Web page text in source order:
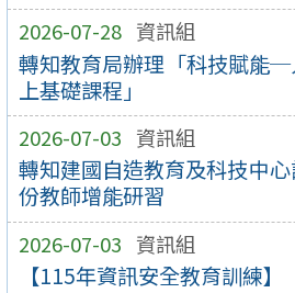
2026-07-28 資訊組
轉知教育局辦理「科技賦能
上基礎課程」
2026-07-03 資訊組
轉知建國自造教育及科技中
份教師增能研習
2026-07-03 資訊組
【115年資訊安全教育訓練】